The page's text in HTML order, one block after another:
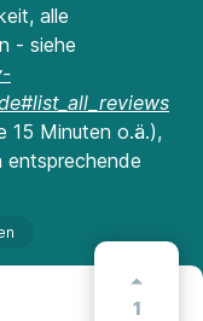
alle
- siehe
15 Minuten o.ä.),
entsprechende
1